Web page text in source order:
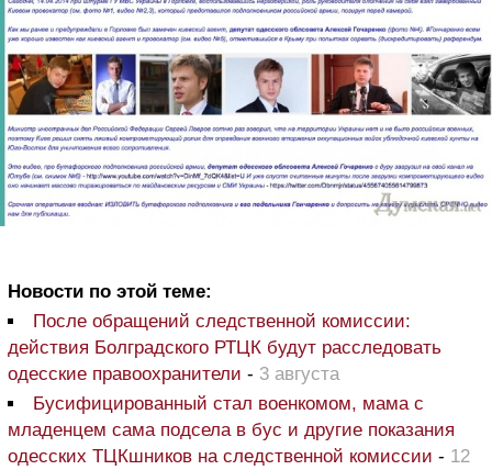
Новости по этой теме:
После обращений следственной комиссии:
действия Болградского РТЦК будут расследовать
одесские правоохранители - 3 августа
Бусифицированный стал военкомом, мама с
младенцем сама подсела в бус и другие показания
одесских ТЦКшников на следственной комиссии - 12